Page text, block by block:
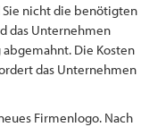
nicht die benötigten
das Unternehmen
Die Kosten
das Unternehmen
Firmenlogo. Nach